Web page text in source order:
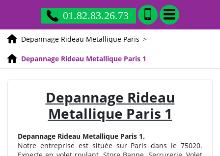
01.82.83.26.73
Depannage Rideau Metallique Paris >
Depannage Rideau Metallique Paris 1
Depannage Rideau
Metallique Paris 1
Depannage Rideau Metallique Paris 1.
Notre entreprise est située sur Paris dans le 75020.